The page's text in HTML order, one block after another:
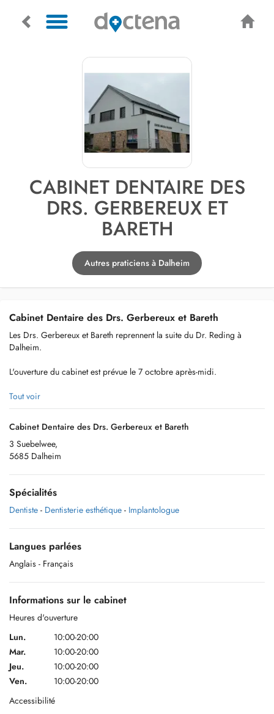
CABINET DENTAIRE DES
DRS. GERBEREUX ET
BARETH
Autres praticiens à Dalheim
Cabinet Dentaire des Drs. Gerbereux et Bareth
Les Drs. Gerbereux et Bareth reprennent la suite du Dr. Reding à
Dalheim.
L'ouverture du cabinet est prévue le 7 octobre après-midi.
Tout voir
Cabinet Dentaire des Drs. Gerbereux et Bareth
3 Suebelwee,
5685 Dalheim
Spécialités
Dentiste - Dentisterie esthétique - Implantologue
Langues parlées
Anglais - Français
Informations sur le cabinet
Heures d'ouverture
Lun.
10:00-20:00
Mar.
10:00-20:00
Jeu.
10:00-20:00
Ven.
10:00-20:00
Accessibilité